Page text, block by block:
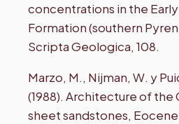
concentrations in the
Formation (southern
Scripta Geologica, 108.
Marzo, M., Nijman, W. y
(1988). Architecture of the
sheet sandstones,